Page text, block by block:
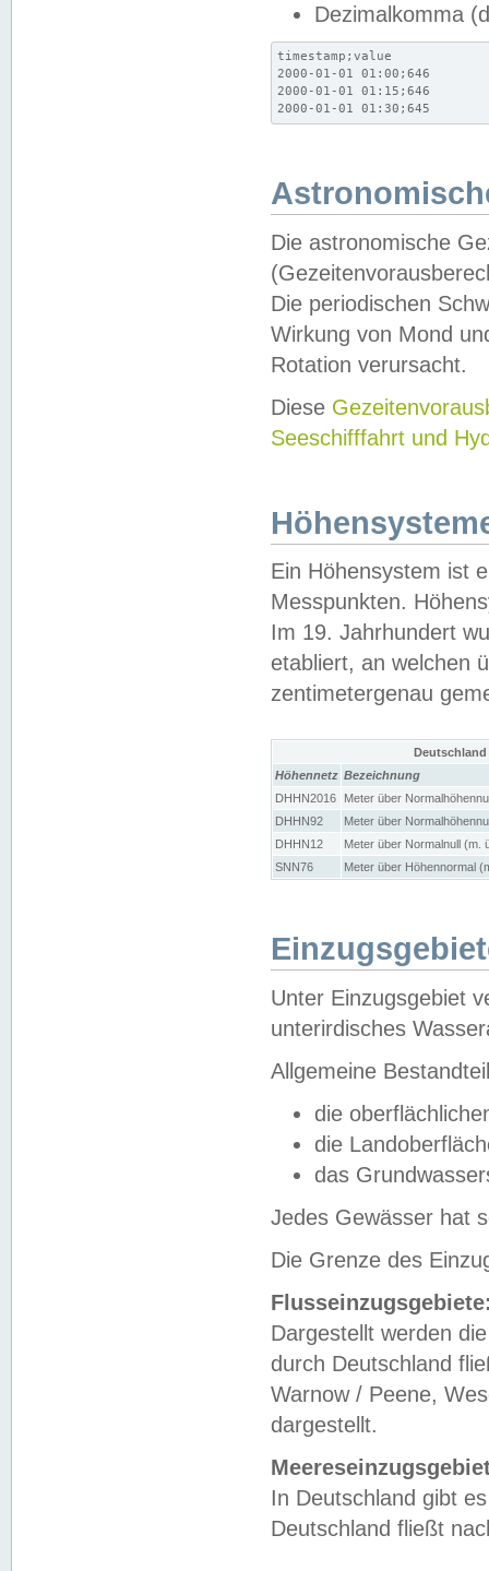
Dezimalkomma
timestamp;value
2000-01-01 01:00;646
2000-01-01 01:15;646
2000-01-01 01:30;645
Die astronomische
Die periodischen
Wirkung von Mond
Rotation verursacht.
Diese
Seeschifffahrt und
Ein Höhensystem ist
Messpunkten.
Im 19. Jahrhundert
etabliert, an welchen
zentimetergenau
Höhennetz Bezeichnung
DHHN2016
Meter über
DHHN92
Meter über
DHHN12
Meter über Normalnull (m.
SNN76
Meter über Höhennormal
Unter Einzugsgebiet
unterirdisches
Allgemeine
die
die
das
Jedes Gewässer hat
Die Grenze des
Dargestellt werden
durch Deutschland
Warnow / Peene,
dargestellt.
In Deutschland gibt
Deutschland fließt